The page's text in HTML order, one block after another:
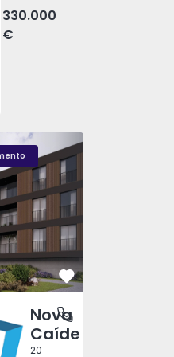
330.000
€
- 1 Nova Caíde - 1
Rei, Porto
Favorito
Nova
Caíde
20